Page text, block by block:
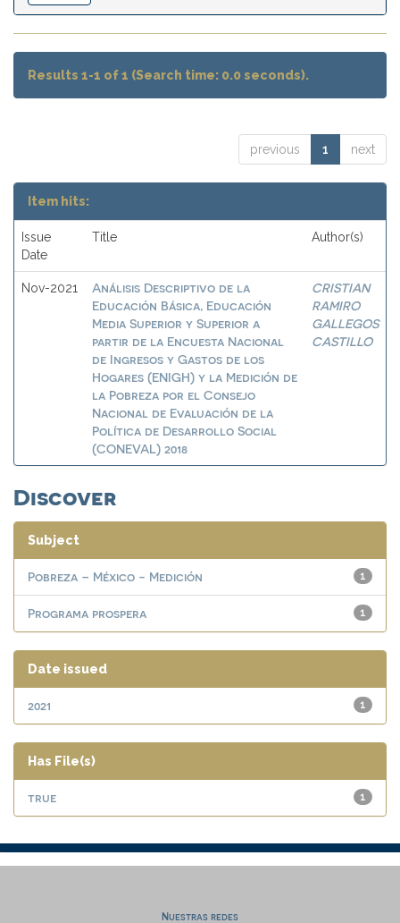
Results 1-1 of 1 (Search time: 0.0 seconds).
previous 1 next
Item hits:
Issue
Date
Title Author(s)
Nov-2021
Análisis Descriptivo de la
Educación Básica, Educación
Media Superior y Superior a
partir de la Encuesta Nacional
de Ingresos y Gastos de los
Hogares (ENIGH) y la Medición de
la Pobreza por el Consejo
Nacional de Evaluación de la
Política de Desarrollo Social
(CONEVAL) 2018
CRISTIAN
RAMIRO
GALLEGOS
CASTILLO
Discover
Subject
1
Pobreza – México - Medición
1
Programa prospera
Date issued
1
2021
Has File(s)
1
true
Nuestras redes